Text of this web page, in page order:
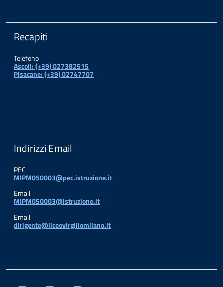
Recapiti
Telefono
Ascoli: (+39) 027382515
Pisacane: (+39) 02747707
Indirizzi Email
PEC
MIPM050003@pec.istruzione.it
Email
MIPM050003@istruzione.it
Email
dirigente@liceovirgiliomilano.it